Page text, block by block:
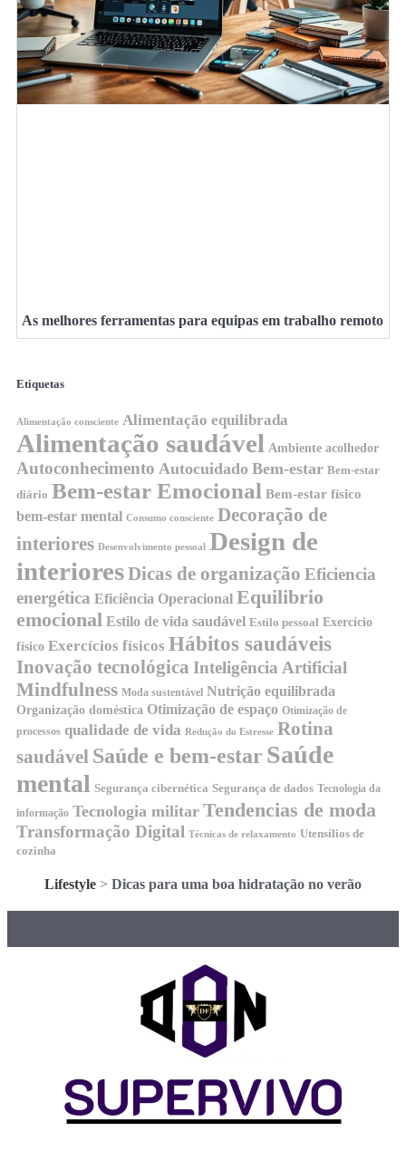
As melhores ferramentas para equipas em trabalho remoto
Etiquetas
Alimentação consciente Alimentação equilibrada
Alimentação saudável Ambiente acolhedor
Autoconhecimento Autocuidado Bem-estar Bem-estar
diário Bem-estar Emocional Bem-estar físico
bem-estar mental Consumo consciente Decoração de
interiores Desenvolvimento pessoal
Design de
interioresDicas de organização Eficiencia
energética Eficiência Operacional Equilibrio
emocional Estilo de vida saudável Estilo pessoal Exercício
físico Exercícios físicos Hábitos saudáveis
Inovação tecnológica Inteligência Artificial
Mindfulness Moda sustentável Nutrição equilibrada
Organização doméstica Otimização de espaço Otimização de
processos qualidade de vida Redução do Estresse Rotina
saudável Saúde e bem-estar Saúde
mental Segurança cibernética Segurança de dados Tecnologia da
informação Tecnologia militar Tendencias de moda
Transformação Digital Técnicas de relaxamento Utensílios de
cozinha
Lifestyle > Dicas para uma boa hidratação no verão